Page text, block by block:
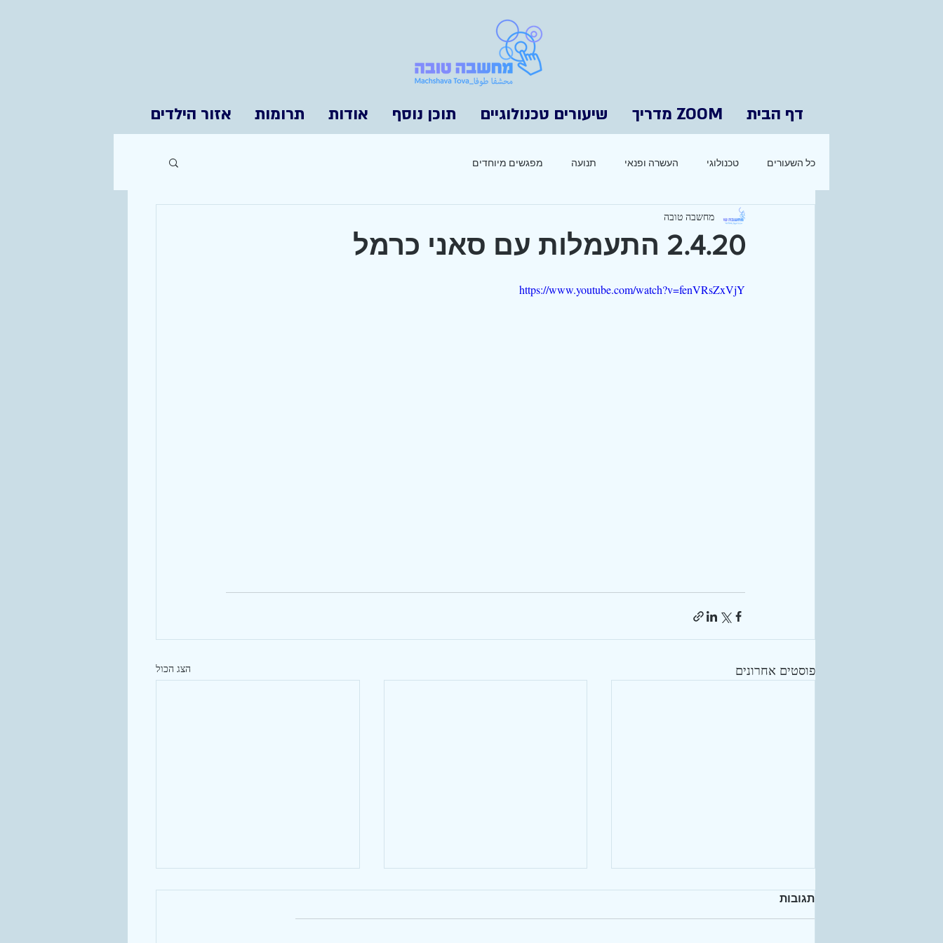
דף הבית ZOOM מדריך שיעורים טכנולוגיים תוכן נוסף אודות תרומות אזור הילדים
כל השעורים טכנולוגי העשרה ופנאי תנועה מפגשים מיוחדים
2.4.20 התעמלות עם סאני כרמל
מחשבה טובה
https://www.youtube.com/watch?v=fenVRsZxVjY
פוסטים אחרונים הצג הכול
תגובות